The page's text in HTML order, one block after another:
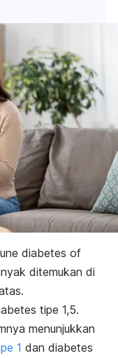
diabetes of
ditemukan di
tipe 1,5.
menunjukkan
1 dan diabetes